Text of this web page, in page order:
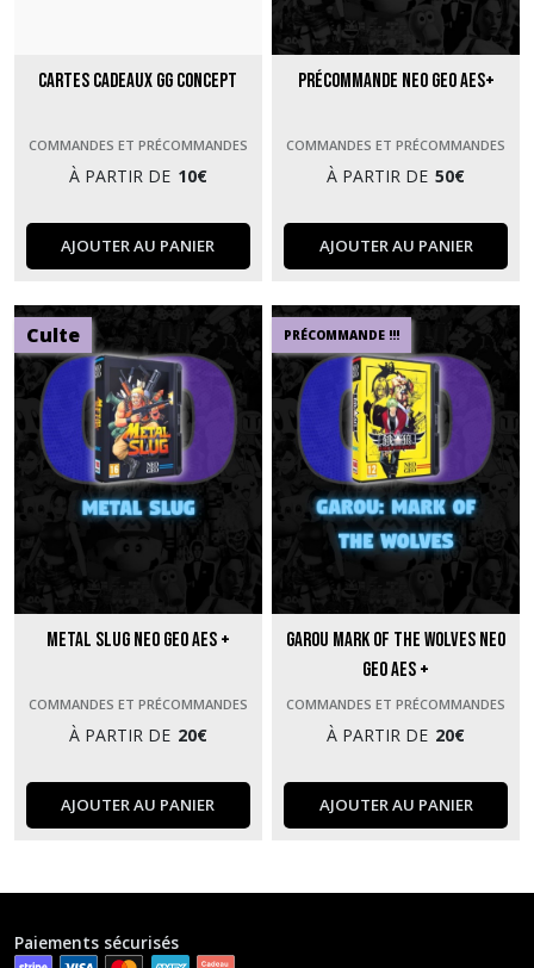
Cartes Cadeaux GG Concept
COMMANDES ET PRÉCOMMANDES
À PARTIR DE 10€
AJOUTER AU PANIER
Précommande Neo Geo AES+
COMMANDES ET PRÉCOMMANDES
À PARTIR DE 50€
AJOUTER AU PANIER
Culte
Metal Slug Neo Geo AES +
COMMANDES ET PRÉCOMMANDES
À PARTIR DE 20€
AJOUTER AU PANIER
PRÉCOMMANDE !!!
Garou Mark of the Wolves Neo
Geo AES +
COMMANDES ET PRÉCOMMANDES
À PARTIR DE 20€
AJOUTER AU PANIER
Paiements sécurisés